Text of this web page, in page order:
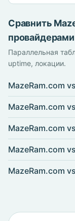
Сравнить
провайдерами
Параллельная
uptime, локации.
MazeRam.com
MazeRam.com
MazeRam.com
MazeRam.com
MazeRam.com